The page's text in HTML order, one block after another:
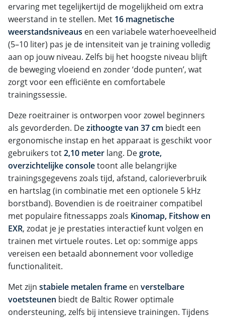
ervaring met tegelijkertijd de mogelijkheid om extra
weerstand in te stellen. Met 16 magnetische
weerstandsniveaus en een variabele waterhoeveelheid
(5–10 liter) pas je de intensiteit van je training volledig
aan op jouw niveau. Zelfs bij het hoogste niveau blijft
de beweging vloeiend en zonder ‘dode punten’, wat
zorgt voor een efficiënte en comfortabele
trainingssessie.
Deze roeitrainer is ontworpen voor zowel beginners
als gevorderden. Dezithoogte van 37 cm biedt een
ergonomische instap en het apparaat is geschikt voor
gebruikers tot2,10 meter lang. Degrote,
overzichtelijke consoletoont alle belangrijke
trainingsgegevens zoals tijd, afstand, calorieverbruik
en hartslag (in combinatie met een optionele 5 kHz
borstband). Bovendien is de roeitrainer compatibel
met populaire fitnessapps zoals Kinomap, Fitshow en
EXR, zodat je je prestaties interactief kunt volgen en
trainen met virtuele routes. Let op: sommige apps
vereisen een betaald abonnement voor volledige
functionaliteit.
Met zijn stabiele metalen frame en verstelbare
voetsteunen biedt de Baltic Rower optimale
ondersteuning, zelfs bij intensieve trainingen. Tijdens